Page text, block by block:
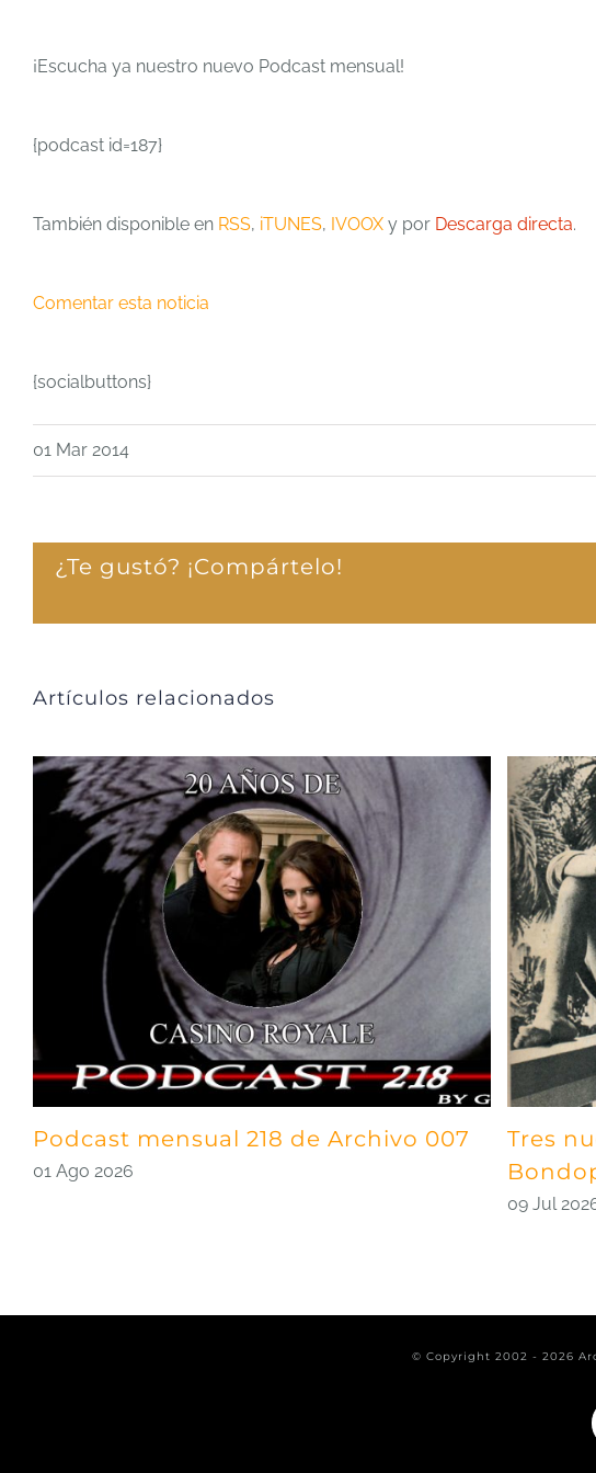
¡Escucha ya nuestro nuevo Podcast mensual!
{podcast id=187}
También disponible en RSS, iTUNES, IVOOX y por Descarga directa.
Comentar esta noticia
{socialbuttons}
01 Mar 2014
¿Te gustó? ¡Compártelo!
Artículos relacionados
Podcast mensual 218 de Archivo 007
01 Ago 2026
Tres
09 Jul
© Copyright 2002 - 2026